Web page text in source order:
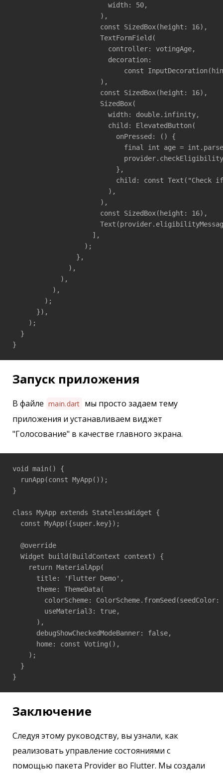
                        width: 50,
                      ),
                      const SizedBox(height: 16),
                      TextFormField(
                        controller: votingAge,
                        decoration:
const
                      ),
                      const SizedBox(height: 16),
                      SizedBox(
                        width: double.infinity,
                        child: ElevatedButton(
                          onPressed: () {
final int age =
                          },
child: const Text("Check
                        ),
                      ),
                      const SizedBox(height: 16),
                    ],
                  );
                },
              ),
            ),
          ),
        );
      }),
    );
  }
}
Запуск приложения
В файле main.dart мы просто задаем тему
приложения и устанавливаем виджет
"Голосование" в качестве главного экрана.
void main() {
  runApp(const MyApp());
}
class MyApp extends StatelessWidget {
  const MyApp({super.key});
  @override
  Widget build(BuildContext context) {
    return MaterialApp(
      title: 'Flutter Demo',
      theme: ThemeData(
colorScheme: ColorScheme.fromSeed(seedColor:
        useMaterial3: true,
      ),
      debugShowCheckedModeBanner: false,
      home: const Voting(),
    );
  }
Заключение
Следуя этому руководству, вы узнали, как
реализовать управление состояниями с
помощью пакета Provider во Flutter. Мы создали